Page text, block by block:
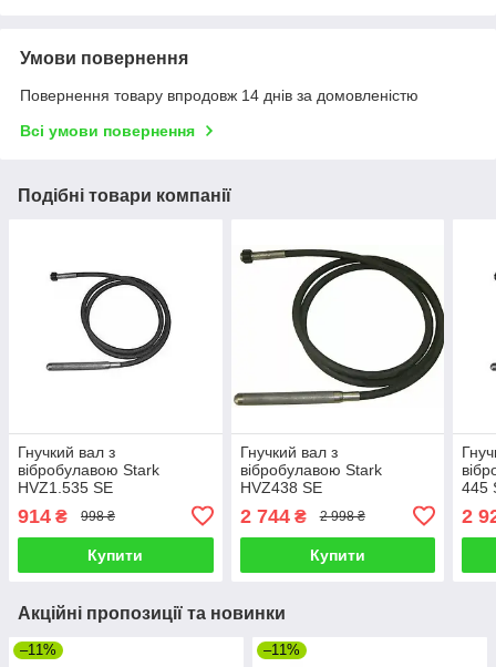
Умови повернення
Повернення товару впродовж 14 днів за домовленістю
Всі умови повернення
Подібні товари компанії
Гнучкий вал з
вібробулавою Stark
HVZ1.535 SE
914 ₴ 998 ₴
Купити
Гнучкий вал з
вібробулавою Stark
HVZ438 SE
2 744₴ 2 998 ₴
Купити
445
2
Акційні пропозиції та новинки
–11% –11%